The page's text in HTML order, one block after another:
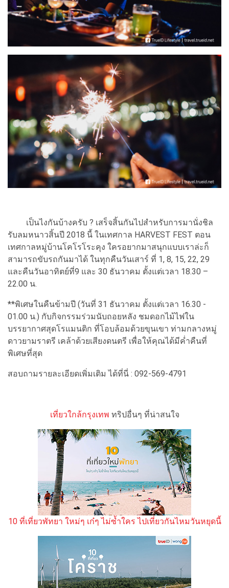
เป็นไงกันบ้างครับ ? เสร็จสิ้นกันไปสำหรับการมานั่งชิล
รับลมหนาวสิ้นปี 2018 นี้ ในเทศกาล HARVEST FEST ตอน
เทศกาลหมู่บ้านโคโรโระคุง ใครอยากมาสนุกแบบเราล่ะก็
สามารถขับรถกันมาได้ ในทุกคืนวันเสาร์ ที่ 1, 8, 15, 22, 29
และคืนวันอาทิตย์ที่9 และ 30 ธันวาคม ตั้งแต่เวลา 18.30 –
22.00 น.
**พิเศษในคืนข้ามปี (วันที่ 31 ธันวาคม ตั้งแต่เวลา 16.30 -
01.00 น.) กับกิจกรรมร่วมนับถอยหลัง ชมดอกไม้ไฟใน
บรรยากาศสุดโรแมนติก ที่โอบล้อมด้วยขุนเขา ท่ามกลางหมู่
ดาวยามราตรี เคล้าด้วยเสียงดนตรี เพื่อให้คุณได้มีค่ำคืนที่
พิเศษที่สุด
สอบถามรายละเอียดเพิ่มเติม ได้ที่นี่ : 092-569-4791
เที่ยวใกล้กรุงเทพ ทริปอื่นๆ ที่น่าสนใจ
10 ที่เที่ยวพัทยา ใหม่ๆ เก๋ๆ ไม่ซ้ำใคร ไปเที่ยวกันไหมวันหยุดนี้